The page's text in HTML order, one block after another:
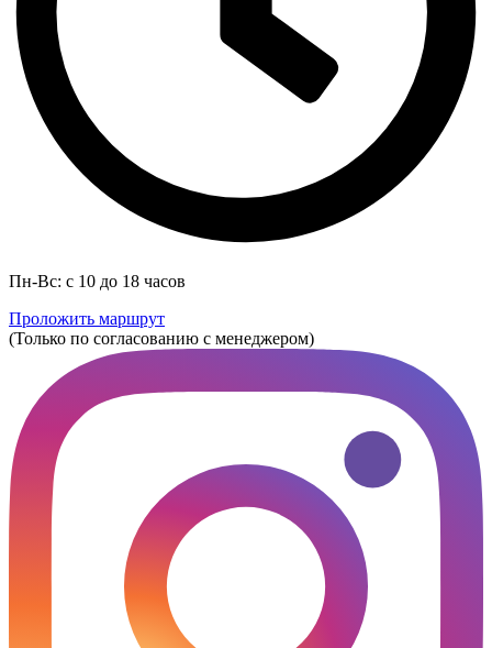
Пн-Вс: с 10 до 18 часов
Проложить маршрут
(Только по согласованию с менеджером)